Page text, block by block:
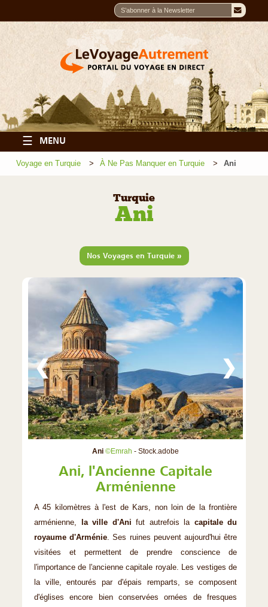
☰ MENU
Voyage en Turquie À Ne Pas Manquer en Turquie Ani
Turquie
Ani
Nos Voyages en Turquie »
Ani ©Emrah - Stock.adobe
❮ ❯
Ani, l'Ancienne Capitale
Arménienne
A 45 kilomètres à l'est de Kars, non loin de la frontière
arménienne,
la ville d'Ani fut autrefois la capitale du
royaume d'Arménie . Ses ruines peuvent aujourd'hui être
visitées et permettent de prendre conscience de
l'importance de l'ancienne capitale royale. Les vestiges de
la ville, entourés par d'épais remparts, se composent
d'églises encore bien conservées ornées de fresques